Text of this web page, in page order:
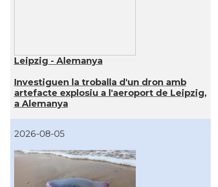
Leipzig - Alemanya
Investiguen la troballa d'un dron amb
artefacte explosiu a l'aeroport de Leipzig,
a Alemanya
2026-08-05